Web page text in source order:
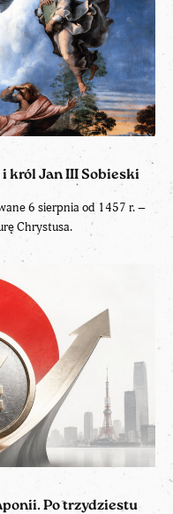
król Jan III Sobieski
6 sierpnia od 1457 r. –
Chrystusa.
Po trzydziestu